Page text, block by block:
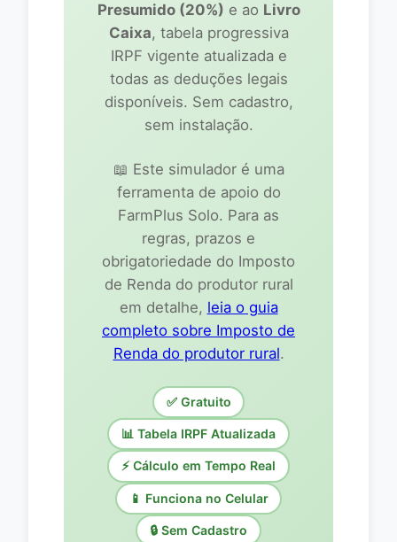
Assistente IA
Presumido (20%) e ao Livro
Caixa, tabela progressiva
IRPF vigente atualizada e
todas as deduções legais
disponíveis. Sem cadastro,
sem instalação.
📖 Este simulador é uma
ferramenta de apoio do
FarmPlus Solo. Para as
regras, prazos e
obrigatoriedade do Imposto
de Renda do produtor rural
em detalhe, leia o guia
completo sobre Imposto de
Renda do produtor rural.
✅ Gratuito
📊 Tabela IRPF Atualizada
⚡ Cálculo em Tempo Real
📱 Funciona no Celular
🔒 Sem Cadastro